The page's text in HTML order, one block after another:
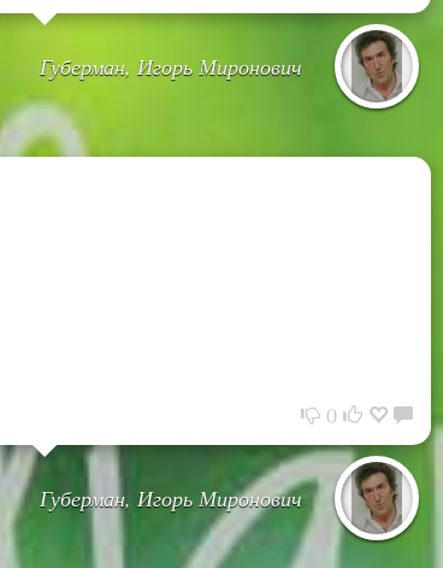
Губерман, Игорь Миронович
0
Губерман, Игорь Миронович